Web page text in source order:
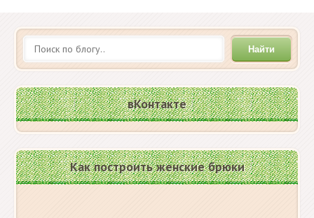
Найти
вКонтакте
Как построить женские брюки